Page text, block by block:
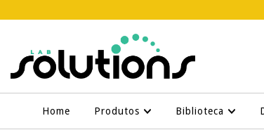
Home Produtos Biblioteca